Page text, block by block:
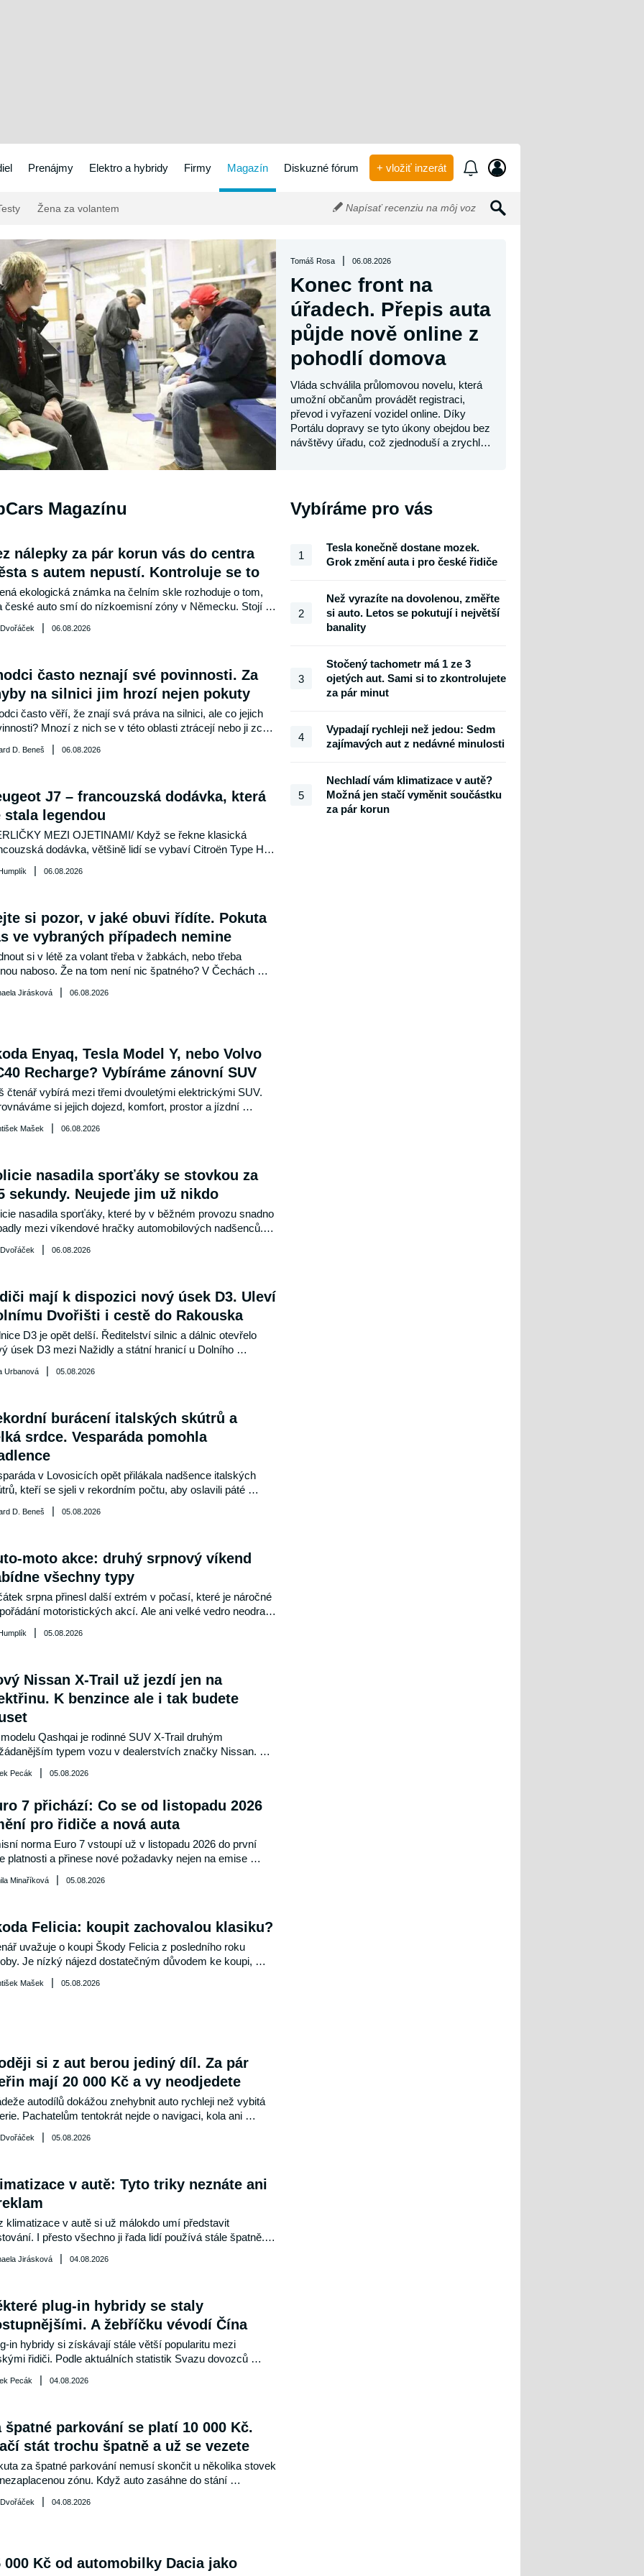
Prenájmy Elektro a hybridy Firmy Magazín Diskuzné fórum + vložiť inzerát
Žena za volantem Napísať recenziu na môj voz
Tomáš Rosa
| 06.08.2026
Konec front na
úřadech. Přepis auta
půjde nově online z
pohodlí domova
Vláda schválila průlomovou novelu, která
umožní občanům provádět registraci,
převod i vyřazení vozidel online. Díky
Portálu dopravy se tyto úkony obejdou bez
návštěvy úřadu, což zjednoduší a zrychlí
Magazínu
nálepky za pár korun vás do centra
s autem nepustí. Kontroluje se to
ekologická známka na čelním skle rozhoduje o tom,
české auto smí do nízkoemisní zóny v Německu. Stojí
několik eur, platí ve všech německých městech a nemá
dobu platnosti. Bez ní však může řidič zaplatit 100
| 06.08.2026
často neznají své povinnosti. Za
na silnici jim hrozí nejen pokuty
často věří, že znají svá práva na silnici, ale co jejich
Mnozí z nich se v této oblasti ztrácejí nebo ji zcela
Připomeňme si proto klíčové povinnosti chodců, které
bezpečnost na silnicích.
D. Beneš | 06.08.2026
J7 – francouzská dodávka, která
stala legendou
MEZI OJETINAMI/ Když se řekne klasická
dodávka, většině lidí se vybaví Citroën Type H s
plechem. Ve stínu této ikony však vznikl vůz, který si
neméně oddané příznivce – Peugeot J7. Elegantní,
nejzajímavější evropské dodávky své éry. Jedno toto
jsme nyní našli i v nabídce na portálu TipCars.
| 06.08.2026
si pozor, v jaké obuvi řídíte. Pokuta
ve vybraných případech nemine
si v létě za volant třeba v žabkách, nebo třeba
naboso. Že na tom není nic špatného? V Čechách
zatím ne, ale pokud vyrazíte takto obuti v některých
destinacích, koledujete si o pěkně tučnou
Jirásková | 06.08.2026
Enyaq, Tesla Model Y, nebo Volvo
Recharge? Vybíráme zánovní SUV
čtenář vybírá mezi třemi dvouletými elektrickými SUV.
si jejich dojezd, komfort, prostor a jízdní
Jaké bude naše doporučení? Poradíme.
Mašek | 06.08.2026
nasadila sporťáky se stovkou za
sekundy. Neujede jim už nikdo
nasadila sporťáky, které by v běžném provozu snadno
mezi víkendové hračky automobilových nadšenců.
četníci však nekoupili jediný výstavní kus, ale
flotilu lehkých dvoumístných vozů pro zásahy na
| 06.08.2026
mají k dispozici nový úsek D3. Uleví
Dvořišti i cestě do Rakouska
D3 je opět delší. Ředitelství silnic a dálnic otevřelo
úsek D3 mezi Nažidly a státní hranicí u Dolního
který uleví tranzitní dopravě a zlepší spojení s
Podívejte se, co přinese řidičům, kdy bude
na přibližně 1,04 miliardy korun bez daně. Zhruba
nákladů pokryje evropské financování.
Urbanová | 05.08.2026
burácení italských skútrů a
srdce. Vesparáda pomohla
v Lovosicích opět přilákala nadšence italských
kteří se sjeli v rekordním počtu, aby oslavili páté
této oblíbené akce. Setkání nejenže nabídlo pohled na
ikonických Vesp, ale také podpořilo charitativní účely,
D. Beneš | 05.08.2026
moto akce: druhý srpnový víkend
všechny typy
srpna přinesl další extrém v počasí, které je náročné
motoristických akcí. Ale ani velké vedro neodradí
krásných automobilů či motocyklů od návštěvy
setkání, výstavy, spanilé jízdy nebo závodů. A je opět
| 05.08.2026
Nissan X-Trail už jezdí jen na
K benzince ale i tak budete
Qashqai je rodinné SUV X-Trail druhým
typem vozu v dealerstvích značky Nissan.
automobilka nyní přiváží i na tuzemský trh
provedení čtvrté generace. Základní cena
Pecák | 05.08.2026
7 přichází: Co se od listopadu 2026
pro řidiče a nová auta
norma Euro 7 vstoupí už v listopadu 2026 do první
platnosti a přinese nové požadavky nejen na emise
plynů, ale také na prach z brzd, oděr pneumatik či
baterií elektromobilů. Co přesně se změní, koho se
každý řidič i zájemce o koupi nového vozu.
Minaříková | 05.08.2026
Felicia: koupit zachovalou klasiku?
uvažuje o koupi Škody Felicia z posledního roku
Je nízký nájezd dostatečným důvodem ke koupi,
Mašek | 05.08.2026
si z aut berou jediný díl. Za pár
mají 20 000 Kč a vy neodjedete
autodílů dokážou znehybnit auto rychleji než vybitá
Pachatelům tentokrát nejde o navigaci, kola ani
ale o součást ukrytou pod vozem, kterou lze
během okamžiku. U některých hybridů stojí přes 20
| 05.08.2026
v autě: Tyto triky neznáte ani
klimatizace v autě si už málokdo umí představit
I přesto všechno ji řada lidí používá stále špatně.
například, že byste ji měli vypnout pár minut předtím, než
na místo nebo proč v žádném případě nezapínat
Jirásková | 04.08.2026
plug-in hybridy se staly
A žebříčku vévodí Čína
in hybridy si získávají stále větší popularitu mezi
řidiči. Podle aktuálních statistik Svazu dovozců
dosáhl jejich podíl na trhu s novými vozy v první
roku významného milníku. Co stojí za rostoucím
Pecák | 04.08.2026
špatné parkování se platí 10 000 Kč.
stát trochu špatně a už se vezete
za špatné parkování nemusí skončit u několika stovek
zónu. Když auto zasáhne do stání
pro člověka se zdravotním postižením nebo
zákazu vytvoří překážku provozu, sazba ve
na konkrétní situaci.
| 04.08.2026
000 Kč od automobilky Dacia jako
Vybíráme pro vás
1
Tesla konečně dostane mozek.
Grok změní auta i pro české řidiče
2
Než vyrazíte na dovolenou, změřte
si auto. Letos se pokutují i největší
banality
3
Stočený tachometr má 1 ze 3
ojetých aut. Sami si to zkontrolujete
za pár minut
4
Vypadají rychleji než jedou: Sedm
zajímavých aut z nedávné minulosti
5
Nechladí vám klimatizace v autě?
Možná jen stačí vyměnit součástku
za pár korun